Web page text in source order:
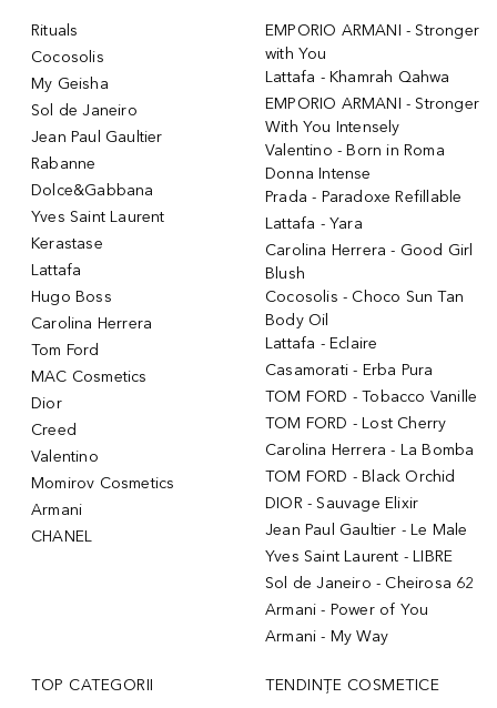
Rituals
Cocosolis
My Geisha
Sol de Janeiro
Jean Paul Gaultier
Rabanne
Dolce&Gabbana
Yves Saint Laurent
Kerastase
Lattafa
Hugo Boss
Carolina Herrera
Tom Ford
MAC Cosmetics
Dior
Creed
Valentino
Momirov Cosmetics
Armani
CHANEL
EMPORIO ARMANI - Stronger
with You
Lattafa - Khamrah Qahwa
EMPORIO ARMANI - Stronger
With You Intensely
Valentino - Born in Roma
Donna Intense
Prada - Paradoxe Refillable
Lattafa - Yara
Carolina Herrera - Good Girl
Blush
Cocosolis - Choco Sun Tan
Body Oil
Lattafa - Eclaire
Casamorati - Erba Pura
TOM FORD - Tobacco Vanille
TOM FORD - Lost Cherry
Carolina Herrera - La Bomba
TOM FORD - Black Orchid
DIOR - Sauvage Elixir
Jean Paul Gaultier - Le Male
Yves Saint Laurent - LIBRE
Sol de Janeiro - Cheirosa 62
Armani - Power of You
Armani - My Way
TOP CATEGORII TENDINȚE COSMETICE